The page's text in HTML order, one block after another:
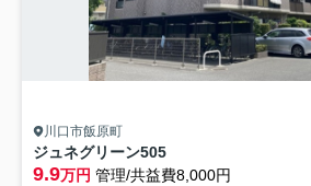
川口市飯原町
ジュネグリーン505
9.9万円 管理/共益費8,000円